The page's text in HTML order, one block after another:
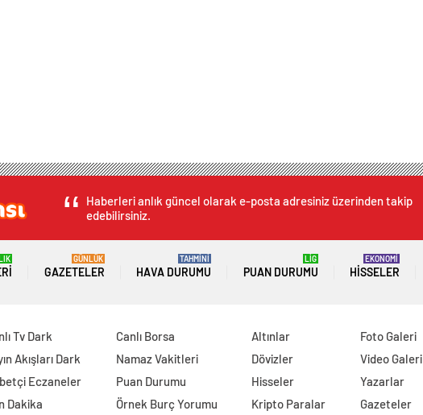
Haberleri anlık güncel olarak e-posta adresiniz üzerinden takip
edebilirsiniz.
GAZETELER
GÜNLÜK
HAVA DURUMU
TAHMİNİ
PUAN DURUMU
LİG
HISSELER
EKONOMİ
Tv Dark
Akışları Dark
Eczaneler
Dakika
Canlı Borsa
Namaz Vakitleri
Puan Durumu
Örnek Burç Yorumu
Altınlar
Dövizler
Hisseler
Kripto Paralar
Foto Galeri
Video Galeri
Yazarlar
Gazeteler